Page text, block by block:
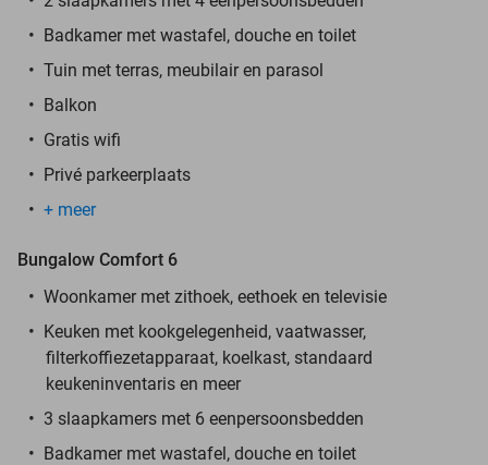
Badkamer met wastafel, douche en toilet
Tuin met terras, meubilair en parasol
Balkon
Gratis wifi
Privé parkeerplaats
+ meer
Bungalow Comfort 6
Woonkamer met zithoek, eethoek en televisie
Keuken met kookgelegenheid, vaatwasser,
filterkoffiezetapparaat, koelkast, standaard
keukeninventaris en meer
3 slaapkamers met 6 eenpersoonsbedden
Badkamer met wastafel, douche en toilet